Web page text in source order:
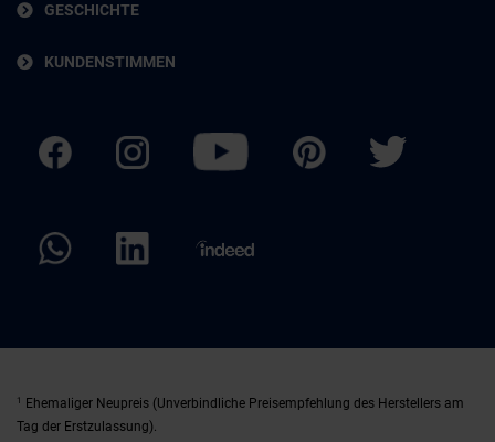
GESCHICHTE
KUNDENSTIMMEN
1
Ehemaliger Neupreis (Unverbindliche Preisempfehlung des Herstellers am
Tag der Erstzulassung).